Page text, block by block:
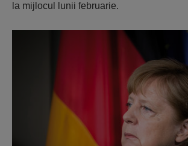
la mijlocul lunii februarie.